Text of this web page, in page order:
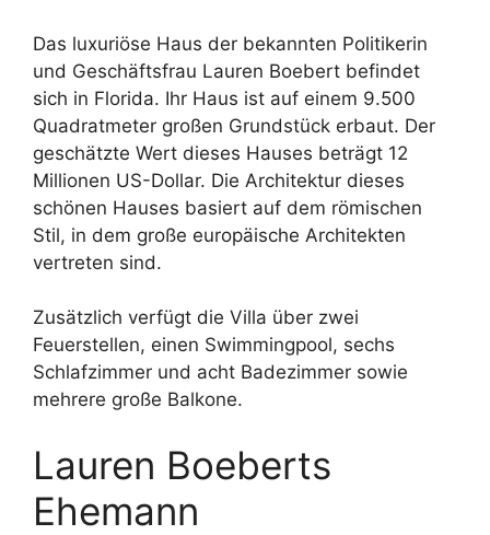
Das luxuriöse Haus der bekannten Politikerin
und Geschäftsfrau Lauren Boebert befindet
sich in Florida. Ihr Haus ist auf einem 9.500
Quadratmeter großen Grundstück erbaut. Der
geschätzte Wert dieses Hauses beträgt 12
Millionen US-Dollar. Die Architektur dieses
schönen Hauses basiert auf dem römischen
Stil, in dem große europäische Architekten
vertreten sind.
Zusätzlich verfügt die Villa über zwei
Feuerstellen, einen Swimmingpool, sechs
Schlafzimmer und acht Badezimmer sowie
mehrere große Balkone.
Lauren Boeberts
Ehemann